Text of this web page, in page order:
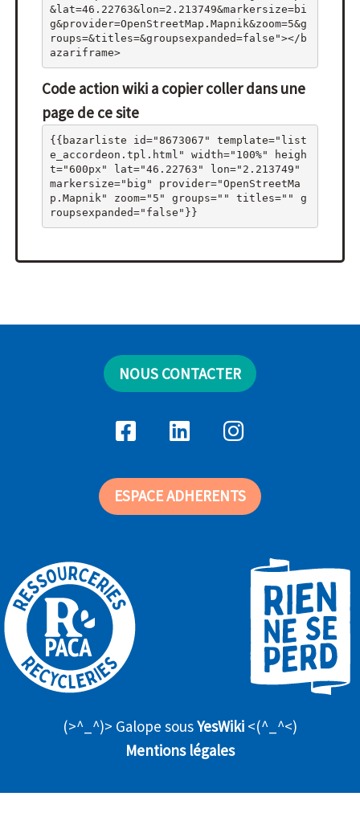
&lat=46.22763&lon=2.213749&markersize=bi
g&provider=OpenStreetMap.Mapnik&zoom=5&g
roups=&titles=&groupsexpanded=false"></b
azariframe>
Code action wiki a copier coller dans une
page de ce site
{{bazarliste id="8673067" template="list
e_accordeon.tpl.html" width="100%" heigh
t="600px" lat="46.22763" lon="2.213749"
markersize="big" provider="OpenStreetMa
p.Mapnik" zoom="5" groups="" titles="" g
roupsexpanded="false"}}
NOUS CONTACTER
ESPACE ADHERENTS
(>^_^)> Galope sousYesWiki <(^_^<)
Mentions légales